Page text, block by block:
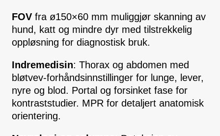
FOV fra ø150×60 mm muliggjør skanning av
hund, katt og mindre dyr med tilstrekkelig
oppløsning for diagnostisk bruk.
Indremedisin: Thorax og abdomen med
bløtvev-forhåndsinnstillinger for lunge, lever,
nyre og blod. Portal og forsinket fase for
kontraststudier. MPR for detaljert anatomisk
orientering.